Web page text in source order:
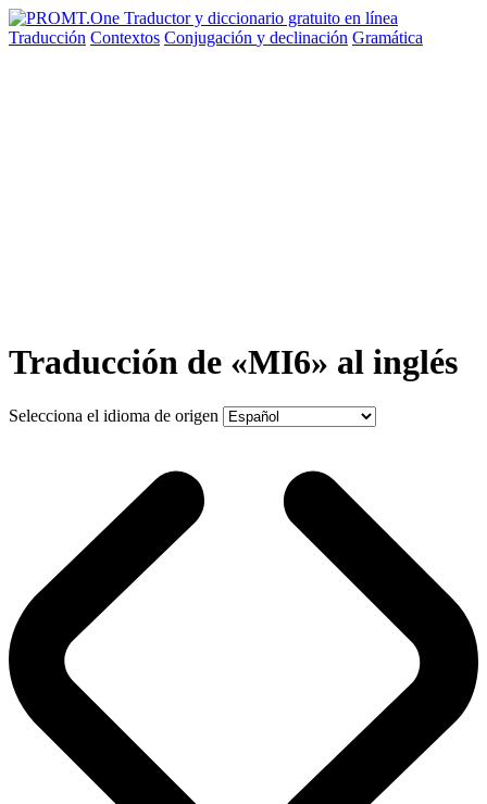
Traducción Contextos Conjugación y declinación Gramática
Traducción de «MI6» al inglés
Selecciona el idioma de origen